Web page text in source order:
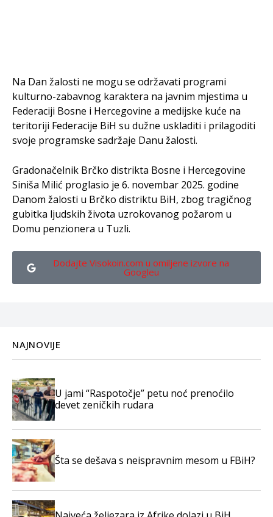
Na Dan žalosti ne mogu se održavati programi
kulturno-zabavnog karaktera na javnim mjestima u
Federaciji Bosne i Hercegovine a medijske kuće na
teritoriji Federacije BiH su dužne uskladiti i prilagoditi
svoje programske sadržaje Danu žalosti.
Gradonačelnik Brčko distrikta Bosne i Hercegovine
Siniša Milić proglasio je 6. novembar 2025. godine
Danom žalosti u Brčko distriktu BiH, zbog tragičnog
gubitka ljudskih života uzrokovanog požarom u
Domu penzionera u Tuzli.
Dodajte Visokoin.com u omiljene izvore na
Googleu
NAJNOVIJE
U jami “Raspotočje” petu noć prenoćilo
devet zeničkih rudara
Šta se dešava s neispravnim mesom u FBiH?